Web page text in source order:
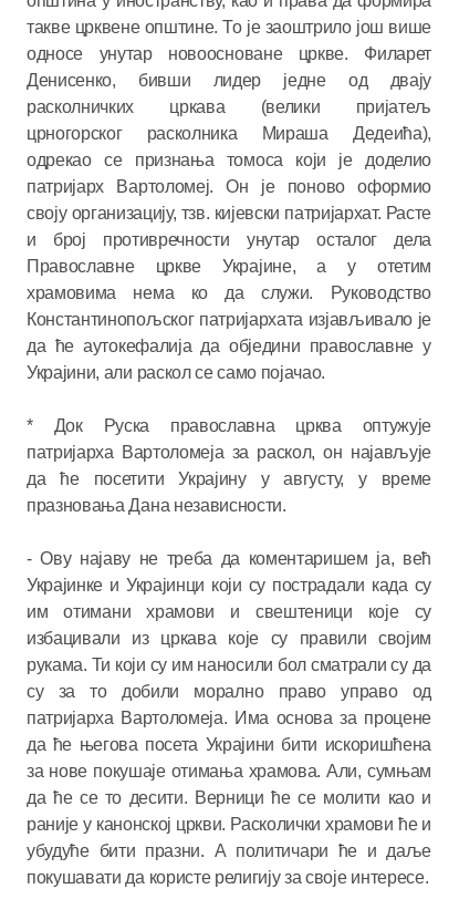
такве црквене општине. То је заоштрило још више
односе унутар новоосноване цркве. Филарет
Денисенко, бивши лидер једне од двају
расколничких цркава (велики пријатељ
црногорског расколника Мираша Дедеића),
одрекао се признања томоса који је доделио
патријарх Вартоломеј. Он је поново оформио
своју организацију, тзв. кијевски патријархат. Расте
и број противречности унутар осталог дела
Православне цркве Украјине, а у отетим
храмовима нема ко да служи. Руководство
Константинопољског патријархата изјављивало је
да ће аутокефалија да обједини православне у
Украјини, али раскол се само појачао.
* Док Руска православна црква оптужује
патријарха Вартоломеја за раскол, он најављује
да ће посетити Украјину у августу, у време
празновања Дана независности.
- Ову најаву не треба да коментаришем ја, већ
Украјинке и Украјинци који су пострадали када су
им отимани храмови и свештеници које су
избацивали из цркава које су правили својим
рукама. Ти који су им наносили бол сматрали су да
су за то добили морално право управо од
патријарха Вартоломеја. Има основа за процене
да ће његова посета Украјини бити искоришћена
за нове покушаје отимања храмова. Али, сумњам
да ће се то десити. Верници ће се молити као и
раније у канонској цркви. Расколички храмови ће и
убудуће бити празни. А политичари ће и даље
покушавати да користе религију за своје интересе.